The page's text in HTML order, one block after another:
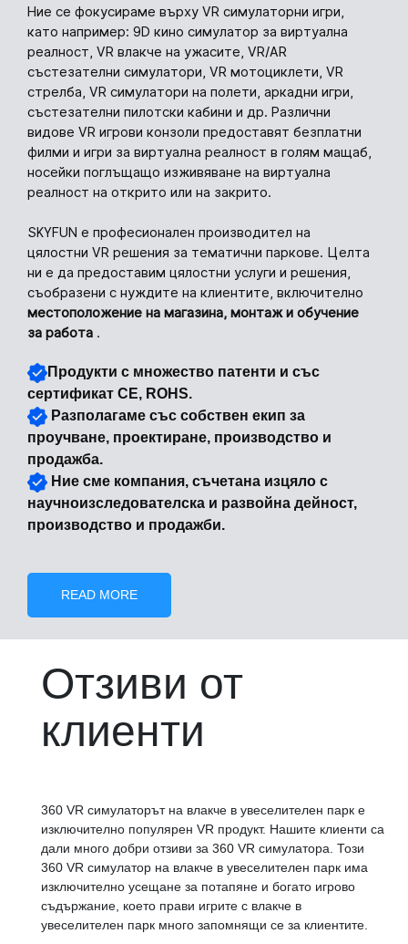
Ние се фокусираме върху VR симулаторни игри,
като например: 9D кино симулатор за виртуална
реалност, VR влакче на ужасите, VR/AR
състезателни симулатори, VR мотоциклети, VR
стрелба, VR симулатори на полети, аркадни игри,
състезателни пилотски кабини и др. Различни
видове VR игрови конзоли предоставят безплатни
филми и игри за виртуална реалност в голям мащаб,
носейки поглъщащо изживяване на виртуална
реалност на открито или на закрито.
SKYFUN е професионален производител на
цялостни VR решения за тематични паркове. Целта
ни е да предоставим цялостни услуги и решения,
съобразени с нуждите на клиентите, включително
местоположение на магазина, монтаж и обучение
за работа .
Продукти с множество патенти и със
сертификат CE, ROHS.
Разполагаме със собствен екип за
проучване, проектиране, производство и
продажба.
Ние сме компания, съчетана изцяло с
научноизследователска и развойна дейност,
производство и продажби.
READ MORE
Отзиви от
клиенти
360 VR симулаторът на влакче в увеселителен парк е
изключително популярен VR продукт. Нашите клиенти са
дали много добри отзиви за 360 VR симулатора. Този
360 VR симулатор на влакче в увеселителен парк има
изключително усещане за потапяне и богато игрово
съдържание, което прави игрите с влакче в
увеселителен парк много запомнящи се за клиентите.